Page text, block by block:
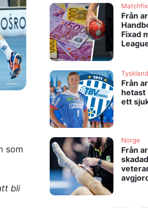
som
bli
Från
Fixad
Tyskland
Från
hetast
ett
Norge
Från